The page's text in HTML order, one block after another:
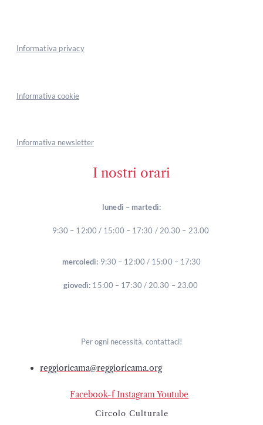
Informativa privacy
Informativa cookie
Informativa newsletter
I nostri orari
lunedì – martedì:
9:30 – 12:00 / 15:00 – 17:30 / 20.30 – 23.00
mercoledì: 9:30 – 12:00 / 15:00 – 17:30
giovedì: 15:00 – 17:30 / 20.30 – 23.00
Per ogni necessità, contattaci!
reggioricama@reggioricama.org
Facebook-f InstagramYoutube
Circolo Culturale